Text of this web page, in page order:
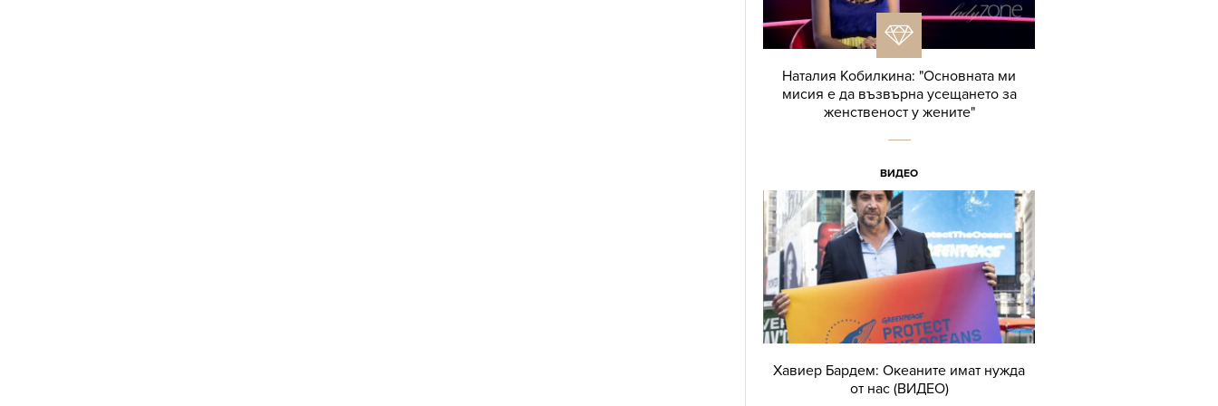
Наталия Кобилкина: "Основната ми
мисия е да възвърна усещането за
женственост у жените"
ВИДЕО
Хавиер Бардем: Океаните имат нужда
от нас (ВИДЕО)